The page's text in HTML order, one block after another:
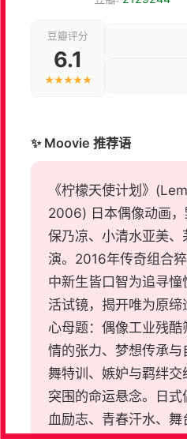
豆瓣评分
6.1
★★★★★
✨ Moovie 推荐语
《柠檬天使计划》
2006) 日本偶像动画
保乃凉、小清水亚美
演。2016年传奇组合
中新生皆口智为追寻
活试镜，揭开唯为原
心母题：偶像工业残
情的张力、梦想传承
舞特训、嫉妒与羁绊
突围的命运悬念。日
血励志、青春汗水、